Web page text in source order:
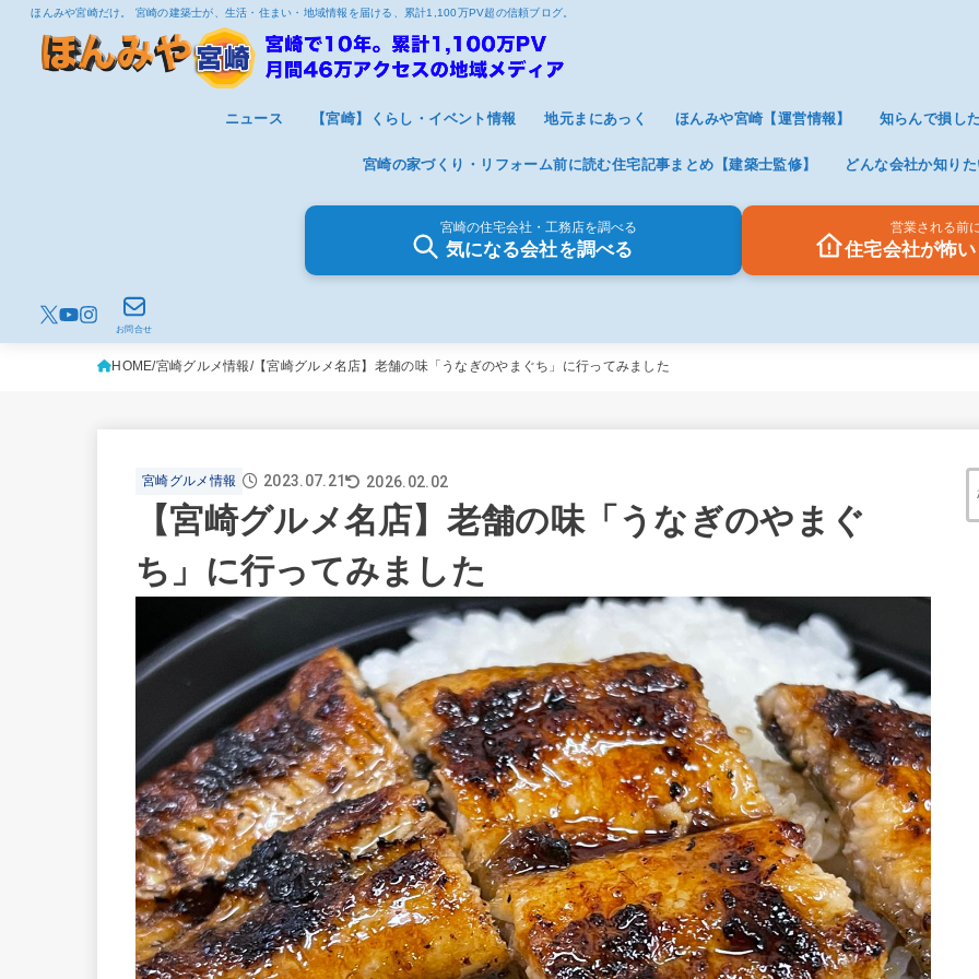
ほんみや宮崎だけ。 宮崎の建築士が、生活・住まい・地域情報を届ける、累計1,100万PV超の信頼ブログ。
ニュース 【宮崎】くらし・イベント情報 地元まにあっく ほんみや宮崎【運営情報】 知らんで損し
宮崎の家づくり・リフォーム前に読む住宅記事まとめ【建築士監修】 どんな会社か知り
宮崎の住宅会社・工務店を調べる
気になる会社を調べる
営業される前
住宅会社が怖
お問合せ
HOME 宮崎グルメ情報 【宮崎グルメ名店】老舗の味「うなぎのやまぐち」に行ってみました
宮崎グルメ情報 2023.07.21 2026.02.02
【宮崎グルメ名店】老舗の味「うなぎのやまぐ
ち」に行ってみました